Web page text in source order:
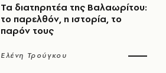
Τα διατηρητέα της Βαλαωρίτου:
το παρελθόν, η ιστορία, το
παρόν τους
Ελένη Τρούγκου